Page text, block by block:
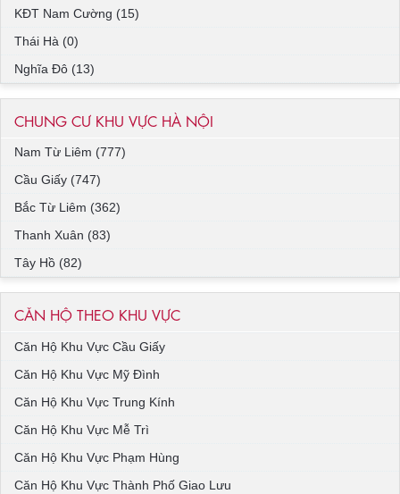
KĐT Nam Cường (15)
Thái Hà (0)
Nghĩa Đô (13)
CHUNG CƯ KHU VỰC HÀ NỘI
Nam Từ Liêm (777)
Cầu Giấy (747)
Bắc Từ Liêm (362)
Thanh Xuân (83)
Tây Hồ (82)
CĂN HỘ THEO KHU VỰC
Căn Hộ Khu Vực Cầu Giấy
Căn Hộ Khu Vực Mỹ Đình
Căn Hộ Khu Vực Trung Kính
Căn Hộ Khu Vực Mễ Trì
Căn Hộ Khu Vực Phạm Hùng
Căn Hộ Khu Vực Thành Phố Giao Lưu